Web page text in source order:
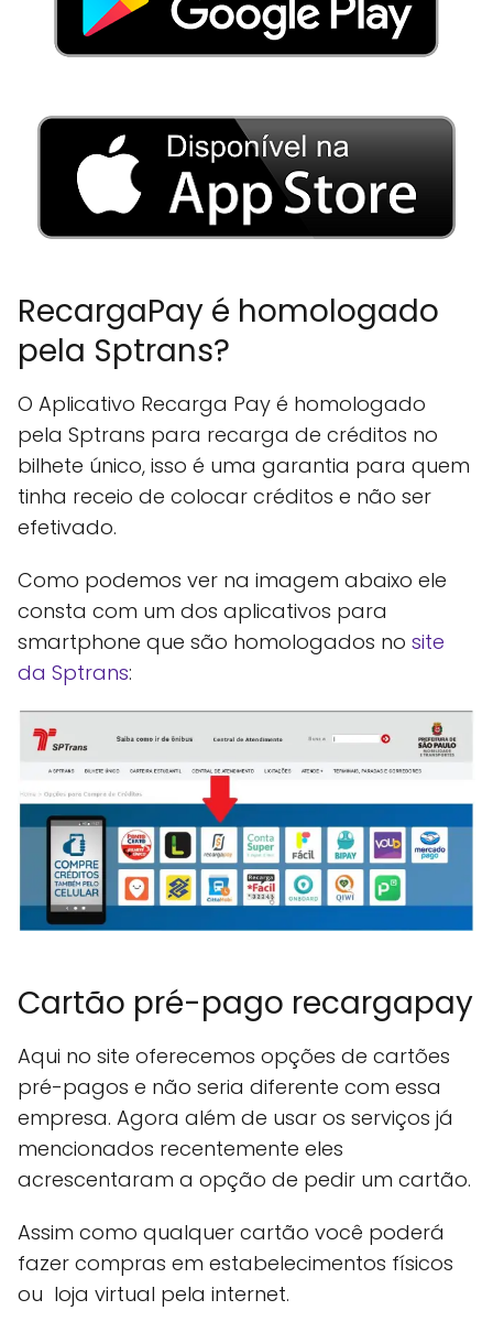
RecargaPay é homologado
pela Sptrans?
O Aplicativo Recarga Pay é homologado
pela Sptrans para recarga de créditos no
bilhete único, isso é uma garantia para quem
tinha receio de colocar créditos e não ser
efetivado.
Como podemos ver na imagem abaixo ele
consta com um dos aplicativos para
smartphone que são homologados no site
da Sptrans:
Cartão pré-pago recargapay
Aqui no site oferecemos opções de cartões
pré-pagos e não seria diferente com essa
empresa. Agora além de usar os serviços já
mencionados recentemente eles
acrescentaram a opção de pedir um cartão.
Assim como qualquer cartão você poderá
fazer compras em estabelecimentos físicos
ou loja virtual pela internet.